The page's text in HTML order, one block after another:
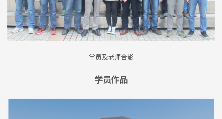
学员及老师合影
学员作品